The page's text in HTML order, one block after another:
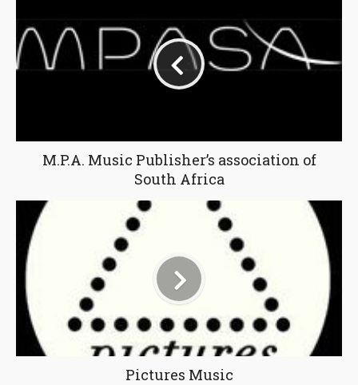
M.P.A. Music Publisher’s association of
South Africa
Pictures Music